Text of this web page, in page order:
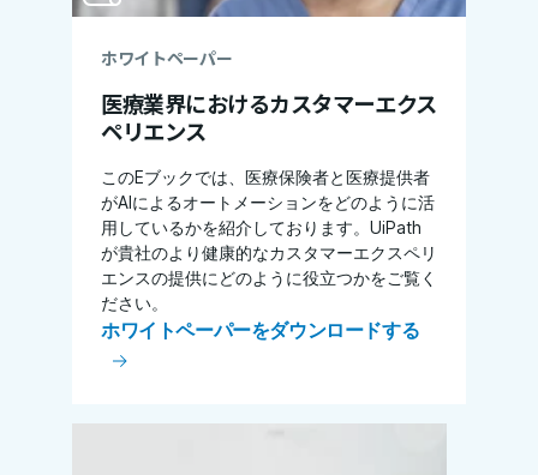
ホワイトペーパー
医療業界におけるカスタマーエクス
ペリエンス
このEブックでは、医療保険者と医療提供者
がAIによるオートメーションをどのように活
用しているかを紹介しております。UiPath
が貴社のより健康的なカスタマーエクスペリ
エンスの提供にどのように役立つかをご覧く
ださい。
ホワイトペーパーをダウンロードする